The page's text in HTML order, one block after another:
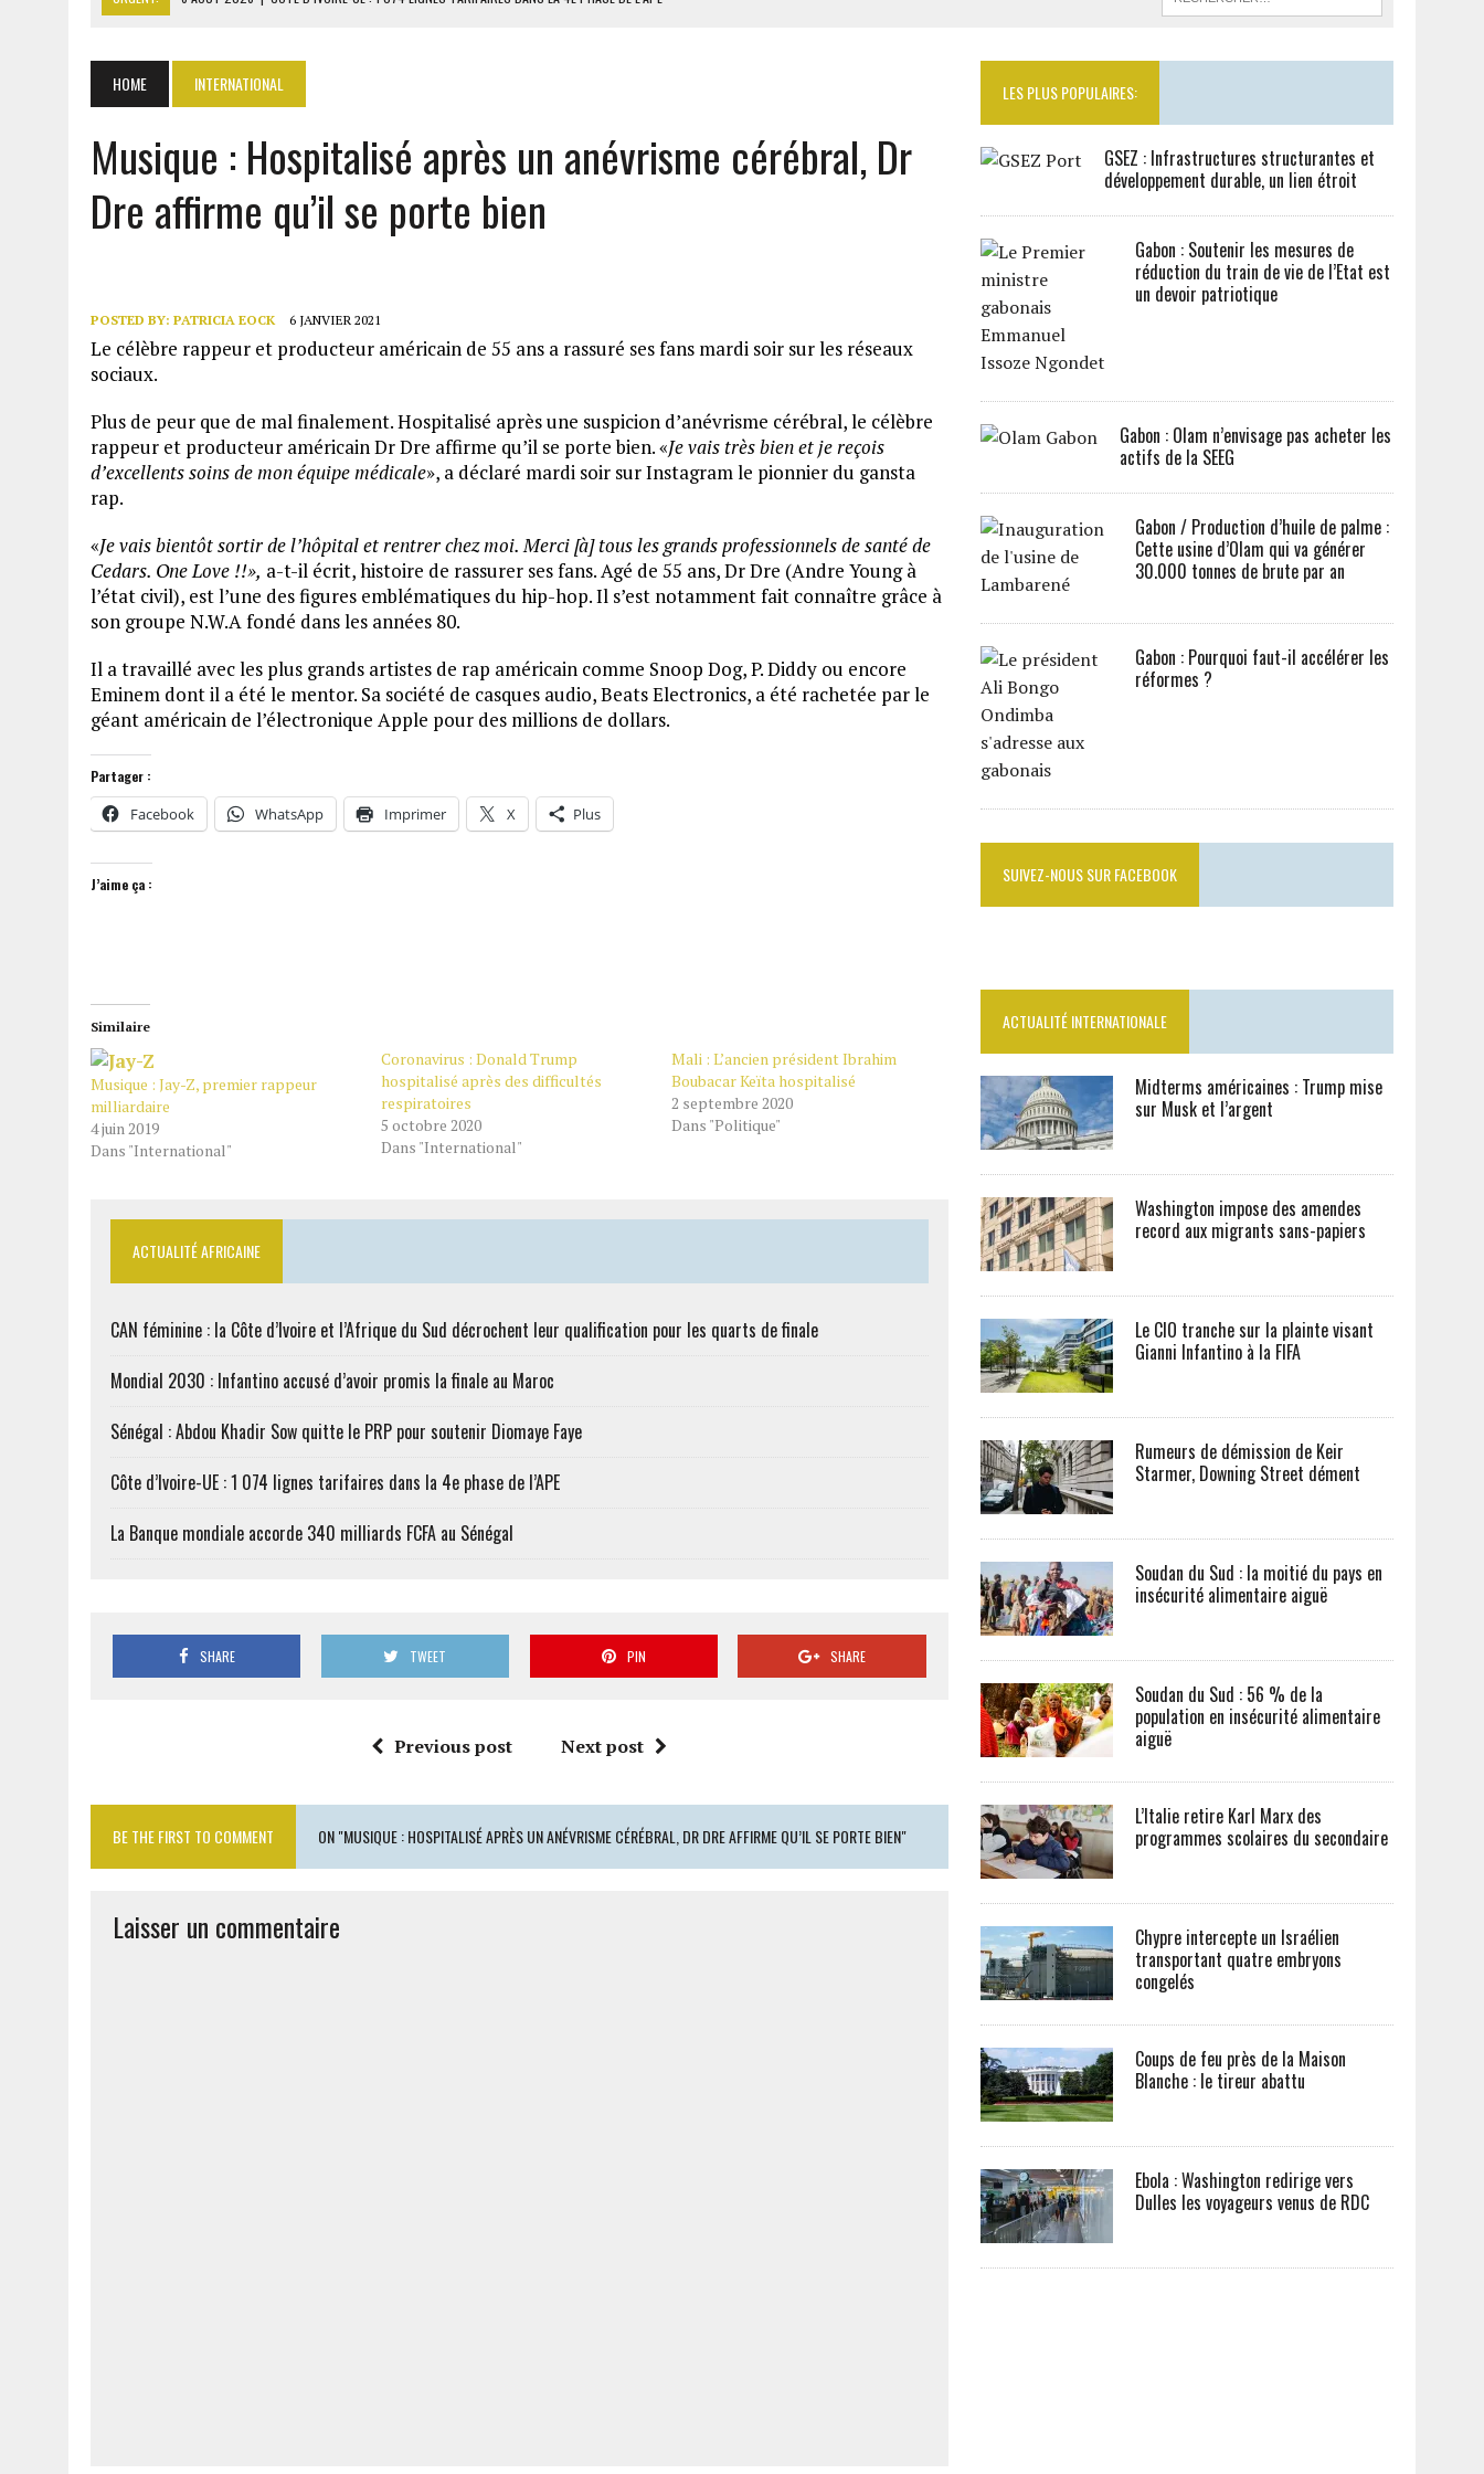
6 AOÛT 2026 | MONDIAL 2030 : INFANTINO ACCUSÉ D’AVOIR PROMIS LA FINALE AU MAROC
6 AOÛT 2026
SÉNÉGAL : ABDOU KHADIR SOW QUITTE LE PRP POUR SOUTENIR DIOMAYE FAYE
HOME INTERNATIONAL
Musique : Hospitalisé après un anévrisme cérébral, Dr
Dre affirme qu’il se porte bien
POSTED BY: PATRICIA EOCK 6 JANVIER 2021
Le célèbre rappeur et producteur américain de 55 ans a rassuré ses fans mardi soir sur les réseaux
sociaux.
Plus de peur que de mal finalement. Hospitalisé après une suspicion d’anévrisme cérébral, le célèbre
rappeur et producteur américain Dr Dre affirme qu’il se porte bien. «Je vais très bien et je reçois
d’excellents soins de mon équipe médicale», a déclaré mardi soir sur Instagram le pionnier du gansta
rap.
«Je vais bientôt sortir de l’hôpital et rentrer chez moi. Merci [à] tous les grands professionnels de santé de
Cedars. One Love !!», a-t-il écrit, histoire de rassurer ses fans. Agé de 55 ans, Dr Dre (Andre Young à
l’état civil), est l’une des figures emblématiques du hip-hop. Il s’est notamment fait connaître grâce à
son groupe N.W.A fondé dans les années 80.
Il a travaillé avec les plus grands artistes de rap américain comme Snoop Dog, P. Diddy ou encore
Eminem dont il a été le mentor. Sa société de casques audio, Beats Electronics, a été rachetée par le
géant américain de l’électronique Apple pour des millions de dollars.
Partager :
Facebook WhatsApp Imprimer X Plus
J’aime ça :
Similaire
Musique : Jay-Z, premier rappeur
milliardaire
4 juin 2019
Dans "International"
Coronavirus : Donald Trump
hospitalisé après des difficultés
respiratoires
5 octobre 2020
Dans "International"
Mali : L’ancien président Ibrahim
Boubacar Keïta hospitalisé
2 septembre 2020
Dans "Politique"
ACTUALITÉ AFRICAINE
CAN féminine : la Côte d’Ivoire et l’Afrique du Sud décrochent leur qualification pour les quarts de finale
Mondial 2030 : Infantino accusé d’avoir promis la finale au Maroc
Sénégal : Abdou Khadir Sow quitte le PRP pour soutenir Diomaye Faye
Côte d’Ivoire-UE : 1 074 lignes tarifaires dans la 4e phase de l’APE
La Banque mondiale accorde 340 milliards FCFA au Sénégal
SHARE TWEET PIN SHARE
Previous post Next post
BE THE FIRST TO COMMENT ON "MUSIQUE : HOSPITALISÉ APRÈS UN ANÉVRISME CÉRÉBRAL, DR DRE AFFIRME QU’IL SE PORTE BIEN"
Laisser un commentaire
LES PLUS POPULAIRES:
GSEZ : Infrastructures structurantes et
développement durable, un lien étroit
Gabon : Soutenir les mesures de
réduction du train de vie de l’Etat est
un devoir patriotique
Gabon : Olam n’envisage pas acheter les
actifs de la SEEG
Gabon / Production d’huile de palme :
Cette usine d’Olam qui va générer
30.000 tonnes de brute par an
Gabon : Pourquoi faut-il accélérer les
réformes ?
SUIVEZ-NOUS SUR FACEBOOK
ACTUALITÉ INTERNATIONALE
Midterms américaines : Trump mise
sur Musk et l’argent
Washington impose des amendes
record aux migrants sans-papiers
Le CIO tranche sur la plainte visant
Gianni Infantino à la FIFA
Rumeurs de démission de Keir
Starmer, Downing Street dément
Soudan du Sud : la moitié du pays en
insécurité alimentaire aiguë
Soudan du Sud : 56 % de la
population en insécurité alimentaire
aiguë
L’Italie retire Karl Marx des
programmes scolaires du secondaire
Chypre intercepte un Israélien
transportant quatre embryons
congelés
Coups de feu près de la Maison
Blanche : le tireur abattu
Ebola : Washington redirige vers
Dulles les voyageurs venus de RDC